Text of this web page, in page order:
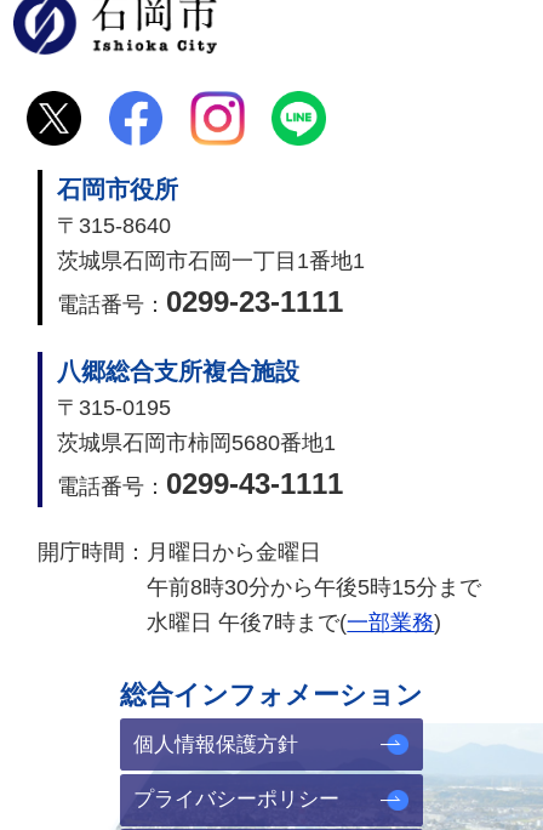
石岡市役所
〒315-8640
茨城県石岡市石岡一丁目1番地1
電話番号： 0299-23-1111
八郷総合支所複合施設
〒315-0195
茨城県石岡市柿岡5680番地1
電話番号： 0299-43-1111
開庁時間： 月曜日から金曜日
午前8時30分から午後5時15分まで
水曜日 午後7時まで(一部業務)
総合インフォメーション
個人情報保護方針
プライバシーポリシー